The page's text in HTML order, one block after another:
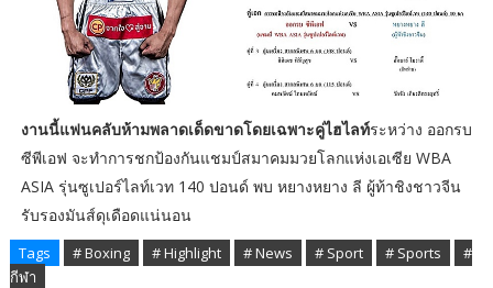
งานนี้แฟนคลับห้ามพลาดเด็ดขาดโดยเฉพาะคู่ไฮไลท์ระหว่าง ออกรบ
ซีพีเอฟ จะทำการชกป้องกันแชมป์สมาคมมวยโลกแห่งเอเซีย WBA
ASIA รุ่นซูเปอร์ไลท์เวท 140 ปอนด์ พบ หยางหยาง ลี ผู้ท้าชิงชาวจีน
รับรองมันส์ดุเดือดแน่นอน
Tags # Boxing # Highlight # News # Sport # Sports
#
กีฬา